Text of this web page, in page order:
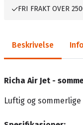
FRI FRAKT OVER
Beskrivelse
Richa Air Jet -
Luftig og